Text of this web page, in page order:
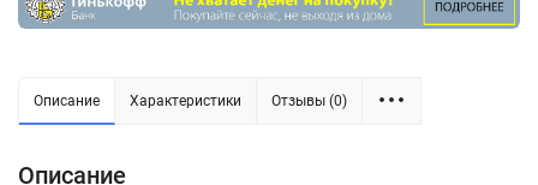
Описание Характеристики Отзывы (0)
Описание